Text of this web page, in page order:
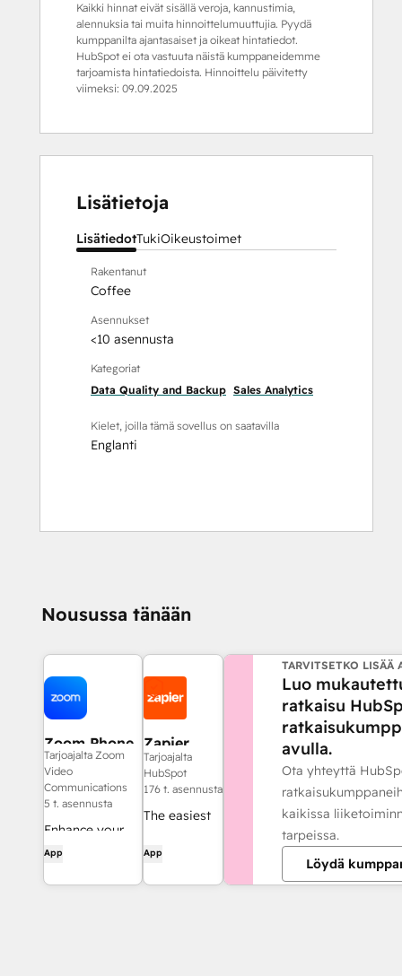
Kaikki hinnat eivät sisällä veroja, kannustimia,
alennuksia tai muita hinnoittelumuuttujia. Pyydä
kumppanilta ajantasaiset ja oikeat hintatiedot.
HubSpot ei ota vastuuta näistä kumppaneidemme
tarjoamista hintatiedoista. Hinnoittelu päivitetty
viimeksi: 09.09.2025
Lisätietoja
LisätiedotTukiOikeustoimet
Rakentanut
Coffee
Asennukset
<10 asennusta
Kategoriat
Data Quality and Backup Sales Analytics
Kielet, joilla tämä sovellus on saatavilla
Englanti
Nousussa tänään
Zoom Phone
for HubSpot
Tarjoajalta Zoom
Video
Communications
5 t. asennusta
Enhance your
HubSpot
App
Zapier
Tarjoajalta
HubSpot
176 t. asennusta
The easiest
automate
and connect
App
TARVITSETKO LISÄÄ
Luo
ratkaisu
avulla.
Ota yhteyttä
kaikissa
tarpeissa.
Löydä